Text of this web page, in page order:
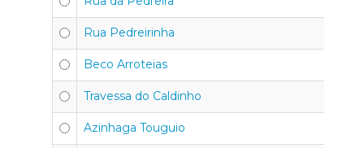
Rua Pedreirinha
Beco Arroteias
Travessa do Caldinho
Azinhaga Touguio